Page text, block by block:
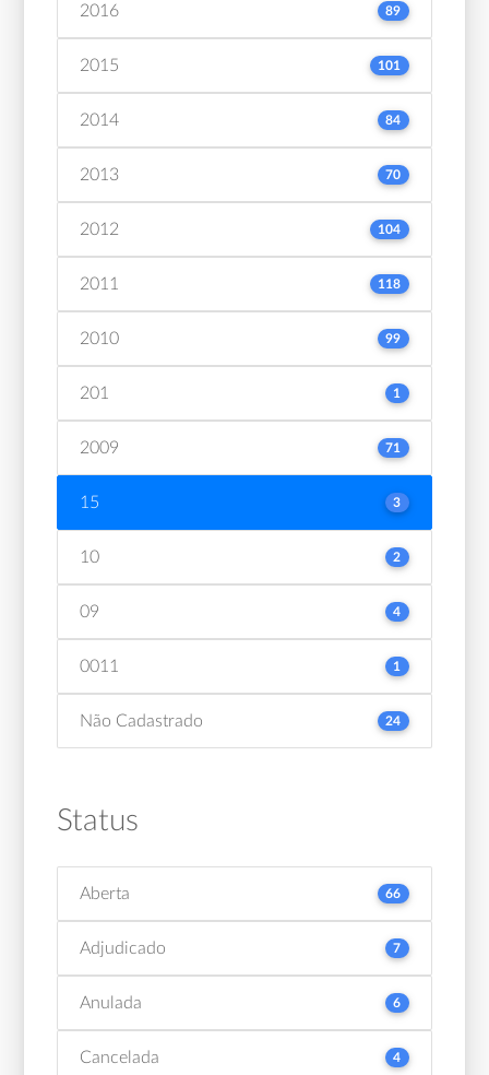
2016 89
2015 101
2014 84
2013 70
2012 104
2011 118
2010 99
201 1
2009 71
15 3
10 2
09 4
0011 1
Não Cadastrado 24
Status
Aberta 66
Adjudicado 7
Anulada 6
Cancelada 4